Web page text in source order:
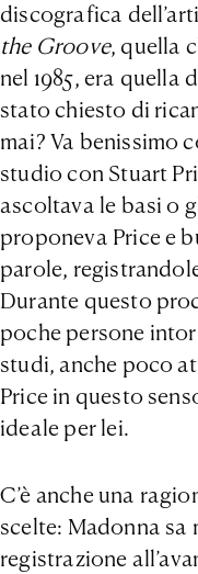
discografica
the Groove, quella
nel 1985, era quella
stato chiesto di
mai? Va benissimo
studio con Stuart
ascoltava le basi o
proponeva Price e
parole,
Durante questo
poche persone
studi, anche poco
Price in questo
ideale per lei.
C’è anche una
scelte: Madonna
registrazione